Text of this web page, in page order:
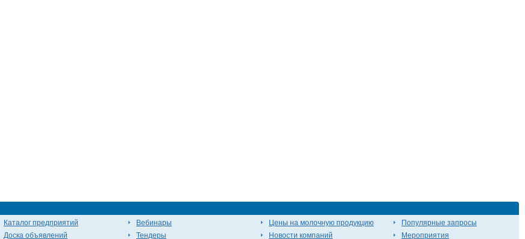
Каталог предприятий
Доска объявлений
Вебинары
Тендеры
Цены на молочную продукцию
Новости компаний
Популярные запросы
Мероприятия